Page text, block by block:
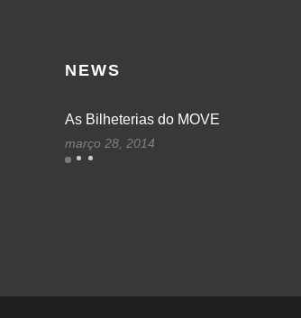
NEWS
As Bilheterias do MOVE
março 28, 2014